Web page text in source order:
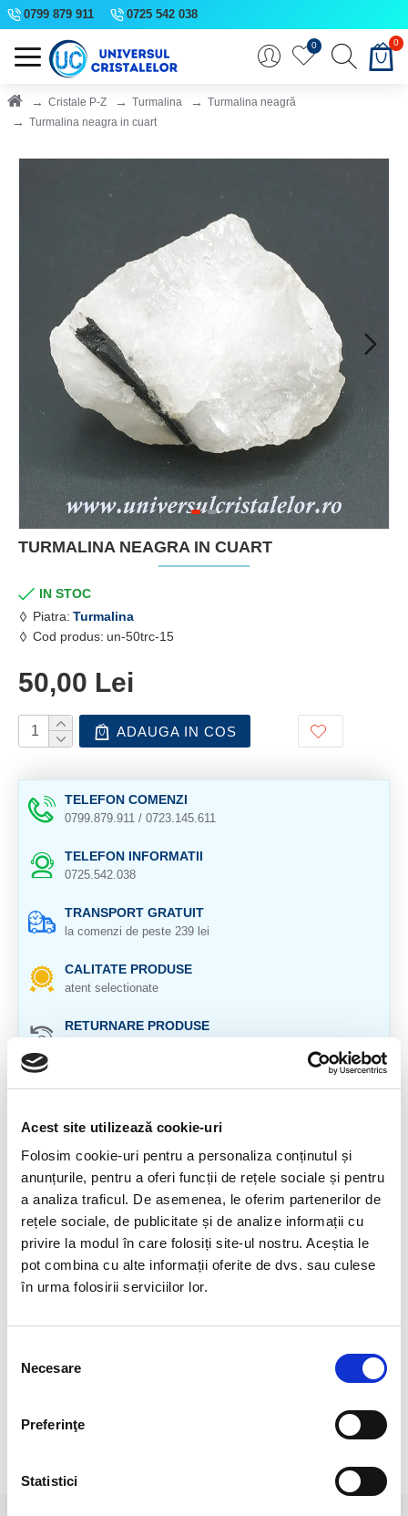
Acest site utilizează cookie-uri
Folosim cookie-uri pentru a personaliza conținutul și
anunțurile, pentru a oferi funcții de rețele sociale și pentru
a analiza traficul. De asemenea, le oferim partenerilor de
rețele sociale, de publicitate și de analize informații cu
privire la modul în care folosiți site-ul nostru. Aceștia le
pot combina cu alte informații oferite de dvs. sau culese
în urma folosirii serviciilor lor.
consimțământului
Necesare
Preferinţe
Statistici
0799 879 911 0725 542 038
0 0
Cristale P-Z Turmalina
Turmalina neagră
Turmalina neagra in cuart
TURMALINA NEAGRA IN CUART
IN STOC
Piatra: Turmalina
Cod produs: un-50trc-15
50,00 Lei
ADAUGA IN COS
TELEFON COMENZI
0799.879.911 / 0723.145.611
TELEFON INFORMATII
0725.542.038
TRANSPORT GRATUIT
la comenzi de peste 239 lei
CALITATE PRODUSE
atent selectionate
RETURNARE PRODUSE
ORIGINE : BRAZILIA
CRISTAL NATURAL 100 %.
CRISTAL UNICAT. VETI PRIMI EXACT
PRODUSUL DIN IMAGINE.
POZELE SUNT REALIZATE CU APARAT
MOBILULUI/TABLETEI/LAPTOPULUI